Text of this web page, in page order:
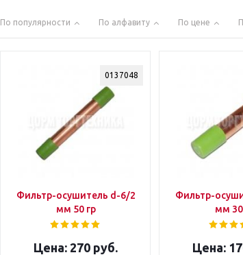
По популярности По алфавиту По цене
0137048
Фильтр-осушитель d-6/2
мм 50 гр
270 руб.
Фильтр-
мм 30